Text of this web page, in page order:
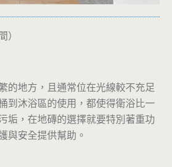
）
的地方，且通常位在光線較不充足
到沐浴區的使用，都使得衛浴比一
垢，在地磚的選擇就要特別著重功
與安全提供幫助。